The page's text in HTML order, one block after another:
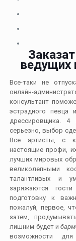
ведущих
Все-таки не
онлайн-
консультант
эстрадного певца
дрессировщика. 4
серьезно, выбор
Все артисты, с
настоящие профи,
лучших мировых
великолепными
талантливых и
заряжаются
подготовку к
пожалуй, первое,
затем,
лишним будет и
возможности для